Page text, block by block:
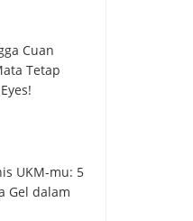
Cuan
Tetap
UKM-mu: 5
Gel dalam